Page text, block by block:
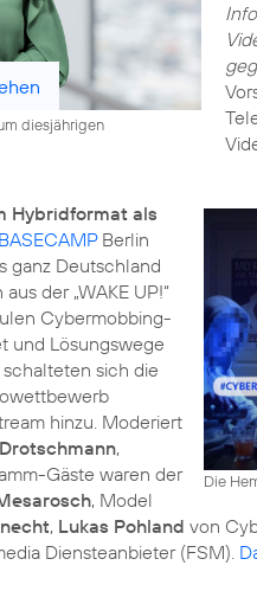
diesjährigen
Die
Hybridformat als
Berlin
ganz Deutschland
der „WAKE UP!“
Cybermobbing-
und Lösungswege
sich die
hinzu. Moderiert
,
Gäste waren der
, Model
, Lukas Pohland von
Diensteanbieter (FSM).